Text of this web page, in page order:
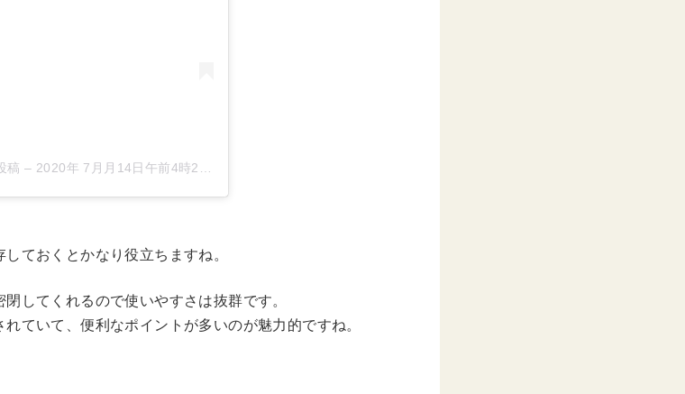
稿 – 2020年 7月月14日午前4時29分PDT
ておくとかなり役立ちますね。
してくれるので使いやすさは抜群です。
ていて、便利なポイントが多いのが魅力的ですね。